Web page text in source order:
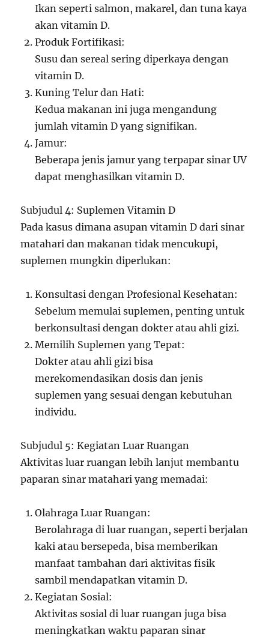
Ikan seperti salmon, makarel, dan tuna kaya
akan vitamin D.
Produk Fortifikasi:
Susu dan sereal sering diperkaya dengan
vitamin D.
Kuning Telur dan Hati:
Kedua makanan ini juga mengandung
jumlah vitamin D yang signifikan.
Jamur:
Beberapa jenis jamur yang terpapar sinar UV
dapat menghasilkan vitamin D.
Subjudul 4: Suplemen Vitamin D
Pada kasus dimana asupan vitamin D dari sinar
matahari dan makanan tidak mencukupi,
suplemen mungkin diperlukan:
Konsultasi dengan Profesional Kesehatan:
Sebelum memulai suplemen, penting untuk
berkonsultasi dengan dokter atau ahli gizi.
Memilih Suplemen yang Tepat:
Dokter atau ahli gizi bisa
merekomendasikan dosis dan jenis
suplemen yang sesuai dengan kebutuhan
individu.
Subjudul 5: Kegiatan Luar Ruangan
Aktivitas luar ruangan lebih lanjut membantu
paparan sinar matahari yang memadai:
Olahraga Luar Ruangan:
Berolahraga di luar ruangan, seperti berjalan
kaki atau bersepeda, bisa memberikan
manfaat tambahan dari aktivitas fisik
sambil mendapatkan vitamin D.
Kegiatan Sosial:
Aktivitas sosial di luar ruangan juga bisa
meningkatkan waktu paparan sinar